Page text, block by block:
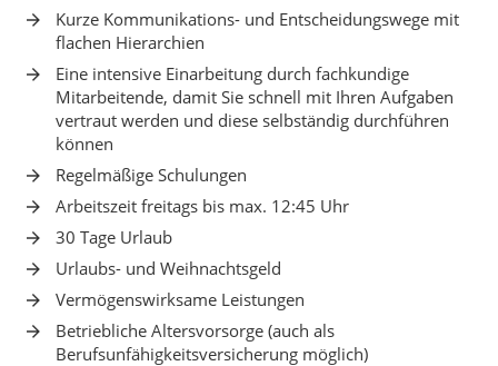
Kurze Kommunikations- und Entscheidungswege mit
flachen Hierarchien
Eine intensive Einarbeitung durch fachkundige
Mitarbeitende, damit Sie schnell mit Ihren Aufgaben
vertraut werden und diese selbständig durchführen
können
Regelmäßige Schulungen
Arbeitszeit freitags bis max. 12:45 Uhr
30 Tage Urlaub
Urlaubs- und Weihnachtsgeld
Vermögenswirksame Leistungen
Betriebliche Altersvorsorge (auch als
Berufsunfähigkeitsversicherung möglich)